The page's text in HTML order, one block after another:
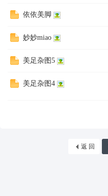
依依美脚
妙妙miao
美足杂图5
美足杂图4
返 回